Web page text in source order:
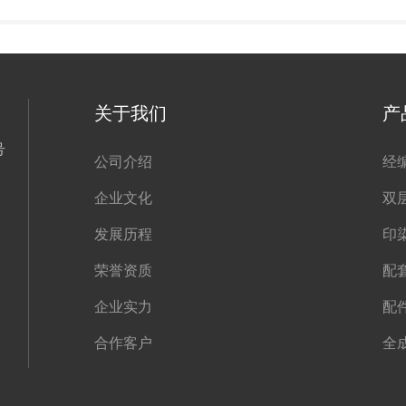
关于我们
公司介绍
企业文化
发展历程
荣誉资质
企业实力
合作客户
产
经
双
印
配
配
全